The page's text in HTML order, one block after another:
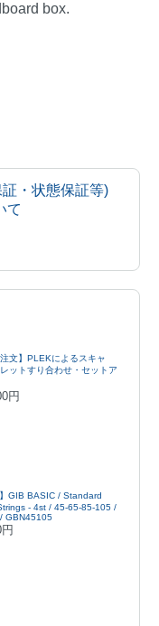
box.
・状態保証等)
て
注文】PLEKによるスキャ
ットすり合わせ・セットア
円
】GIB BASIC / Standard
- 4st / 45-65-85-105 /
GBN45105